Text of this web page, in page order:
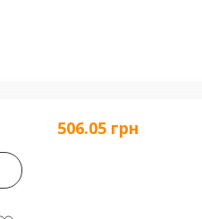
506.05 грн